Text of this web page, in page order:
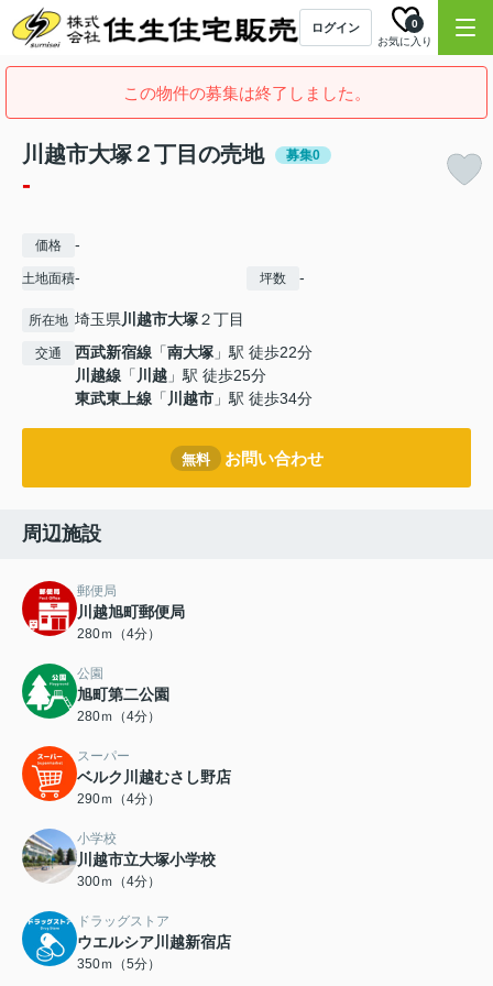
ログイン
お気に入り
0
この物件の募集は終了しました。
川越市大塚２丁目の売地 募集0
-
価格 -
土地面積- 坪数 -
所在地 埼玉県川越市大塚２丁目
交通 西武新宿線 「南大塚 」駅 徒歩22分
川越線 「 川越 」駅 徒歩25分
東武東上線 「 川越市 」駅 徒歩34分
無料 お問い合わせ
周辺施設
郵便局
川越旭町郵便局
280ｍ（4分）
公園
旭町第二公園
280ｍ（4分）
スーパー
ベルク川越むさし野店
290ｍ（4分）
小学校
川越市立大塚小学校
300ｍ（4分）
ドラッグストア
ウエルシア川越新宿店
350ｍ（5分）